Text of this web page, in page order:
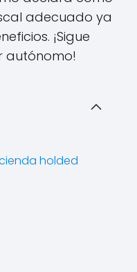
adecuado ya
¡Sigue
autónomo!
holded